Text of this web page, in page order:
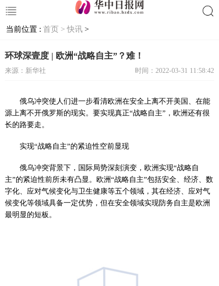
当前位置 : 首页 >快讯 >
环球深壹度 | 欧洲“战略自主”？难！
来源：新华社 时间：2022-03-31 11:58:42
俄乌冲突使人们进一步看清欧洲在安全上离不开美国、在能
源上离不开俄罗斯的现实。要实现真正“战略自主”，欧洲还有很
长的路要走。
实现“战略自主”的紧迫性空前显现
俄乌冲突背景下，国际局势深刻演变，欧洲实现“战略自
主”的紧迫性前所未有凸显。欧洲“战略自主”包括安全、经济、数
字化、应对气候变化与卫生健康等五个领域，其在经济、应对气
候变化等领域具备一定优势，但在安全领域实现防务自主是欧洲
最明显的短板。